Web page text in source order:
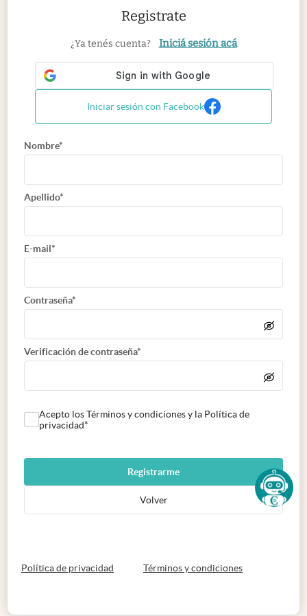
Registrate
¿Ya tenés cuenta? Iniciá sesión acá
Iniciar sesión con Facebook
Nombre*
Apellido*
E-mail*
Contraseña*
Verificación de contraseña*
Acepto los Términos y condiciones y la Política de
privacidad*
Registrarme
Volver
Política de privacidad abre en nueva pestaña
Términos y condicionesabre en nueva